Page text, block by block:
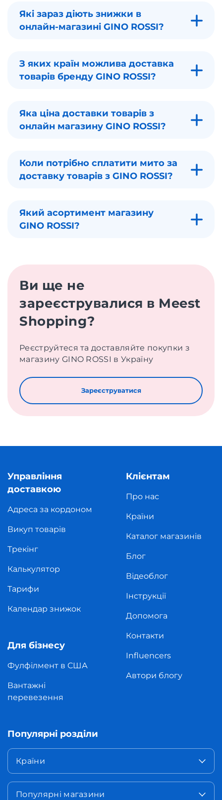
Які зараз діють знижки в
онлайн-магазині GINO ROSSI?
З яких країн можлива доставка
товарів бренду GINO ROSSI?
Яка ціна доставки товарів з
онлайн магазину GINO ROSSI?
Коли потрібно сплатити мито за
доставку товарів з GINO ROSSI?
Який асортимент магазину
GINO ROSSI?
Ви ще не
зареєструвалися в Meest
Shopping?
Реєструйтеся та доставляйте покупки з
магазину GINO ROSSI в Україну
Зареєструватися
Управління
доставкою
Адреса за кордоном
Викуп товарів
Трекінг
Калькулятор
Тарифи
Календар знижок
Для бізнесу
Фулфілмент в США
Вантажні
перевезення
Клієнтам
Про нас
Країни
Каталог магазинів
Блог
Відеоблог
Інструкції
Допомога
Контакти
Influencers
Автори блогу
Популярні розділи
Країни
Популярні магазини